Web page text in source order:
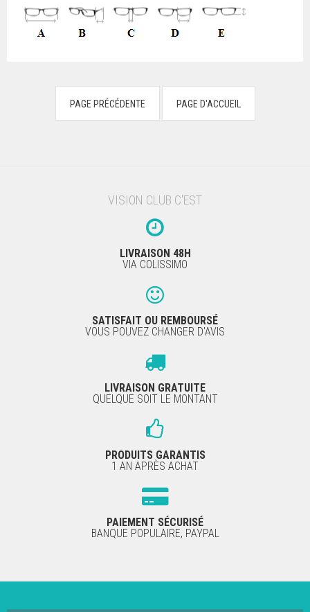
VISION CLUB C'EST
LIVRAISON 48H
VIA COLISSIMO
SATISFAIT OU REMBOURSÉ
VOUS POUVEZ CHANGER D'AVIS
LIVRAISON GRATUITE
QUELQUE SOIT LE MONTANT
PRODUITS GARANTIS
1 AN APRÈS ACHAT
PAIEMENT SÉCURISÉ
BANQUE POPULAIRE, PAYPAL